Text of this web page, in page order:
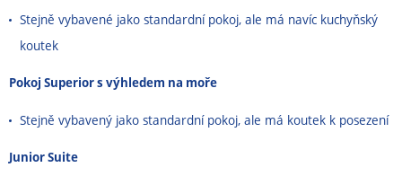
Stejně vybavené jako standardní pokoj, ale má navíc kuchyňský
koutek
Pokoj Superior s výhledem na moře
Stejně vybavený jako standardní pokoj, ale má koutek k posezení
Junior Suite